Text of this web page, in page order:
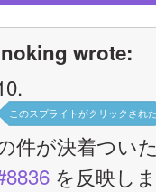
wrote:
このスプライトがクリックされ
件が決着つい
を反映し